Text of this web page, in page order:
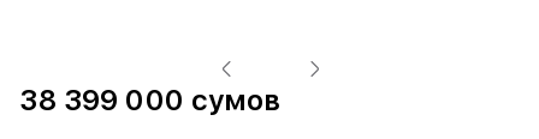
38 399 000 сумов